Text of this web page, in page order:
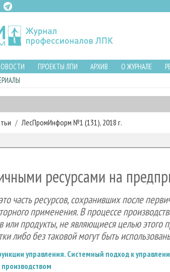
ПРОЕКТЫ ЛПИ АРХИВ О ЖУРНАЛЕ
ЛесПромИнформ №1 (131), 2018 г.
ресурсами на
часть ресурсов, сохранивших после
применения. В процессе
или продукты, не являющиеся целью этого
либо без таковой могут быть
управления. Системный подход к